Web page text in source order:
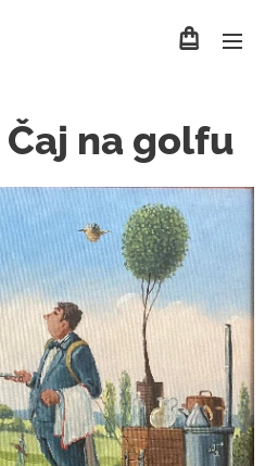
na golfu